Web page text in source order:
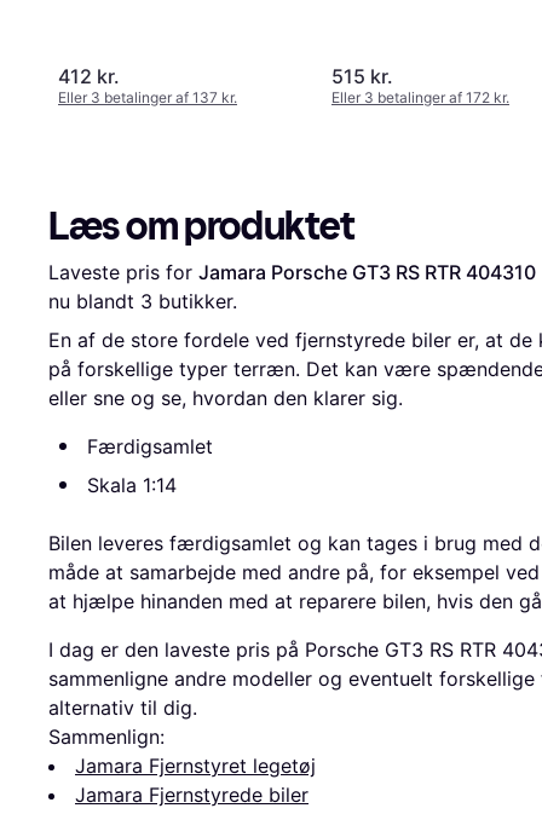
412 kr.
Eller 3 betalinger af 137 kr.
515 kr.
Eller 3 betalinger af 172 kr.
Læs om produktet
Laveste pris for Jamara Porsche GT3 RS RTR 404310
nu blandt 3 butikker.
En af de store fordele ved fjernstyrede biler er, at
på forskellige typer terræn. Det kan være
eller sne og se, hvordan den klarer sig.
Færdigsamlet
Skala 1:14
Bilen leveres færdigsamlet og kan tages i brug med
måde at samarbejde med andre på, for eksempel
at hjælpe hinanden med at reparere bilen, hvis den
I dag er den laveste pris på Porsche GT3 RS RTR
sammenligne andre modeller og eventuelt
alternativ til dig.
Sammenlign:
Jamara Fjernstyret legetøj
Jamara Fjernstyrede biler